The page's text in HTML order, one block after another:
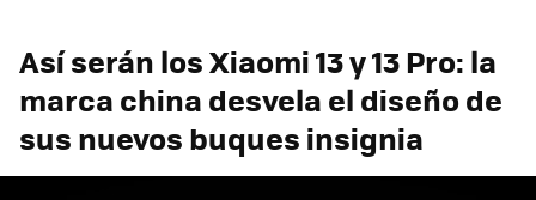
Así serán los Xiaomi 13 y 13 Pro: la
marca china desvela el diseño de
sus nuevos buques insignia